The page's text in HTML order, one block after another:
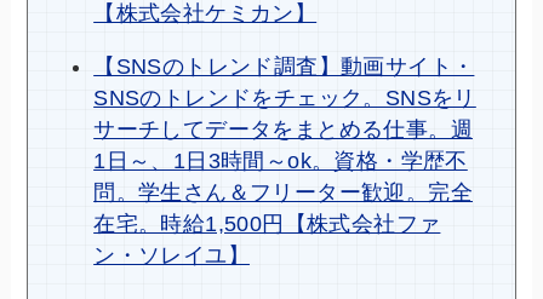
【株式会社ケミカン】
【SNSのトレンド調査】動画サイト・
SNSのトレンドをチェック。SNSをリ
サーチしてデータをまとめる仕事。週
1日～、1日3時間～ok。資格・学歴不
問。学生さん＆フリーター歓迎。完全
在宅。時給1,500円【株式会社ファ
ン・ソレイユ】